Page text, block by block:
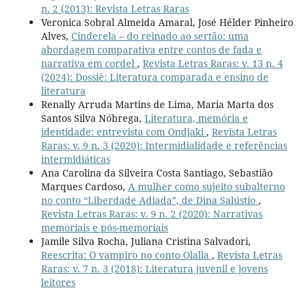
n. 2 (2013): Revista Letras Raras
Veronica Sobral Almeida Amaral, José Hélder Pinheiro
Alves, Cinderela – do reinado ao sertão: uma
abordagem comparativa entre contos de fada e
narrativa em cordel , Revista Letras Raras: v. 13 n. 4
(2024): Dossiê: Literatura comparada e ensino de
literatura
Renally Arruda Martins de Lima, Maria Marta dos
Santos Silva Nóbrega, Literatura, memória e
identidade: entrevista com Ondjaki , Revista Letras
Raras: v. 9 n. 3 (2020): Intermidialidade e referências
intermidiáticas
Ana Carolina da Silveira Costa Santiago, Sebastião
Marques Cardoso, A mulher como sujeito subalterno
no conto “Liberdade Adiada”, de Dina Salústio ,
Revista Letras Raras: v. 9 n. 2 (2020): Narrativas
memoriais e pós-memoriais
Jamile Silva Rocha, Juliana Cristina Salvadori,
Reescrita: O vampiro no conto Olalla , Revista Letras
Raras: v. 7 n. 3 (2018): Literatura juvenil e jovens
leitores